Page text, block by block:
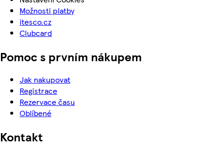
Možnosti platby
itesco.cz
Clubcard
Pomoc s prvním nákupem
Jak nakupovat
Registrace
Rezervace času
Oblíbené
Kontakt